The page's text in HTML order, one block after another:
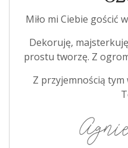
Miło mi Ciebie gościć
Dekoruję,
prostu tworzę. Z
Z przyjemnością